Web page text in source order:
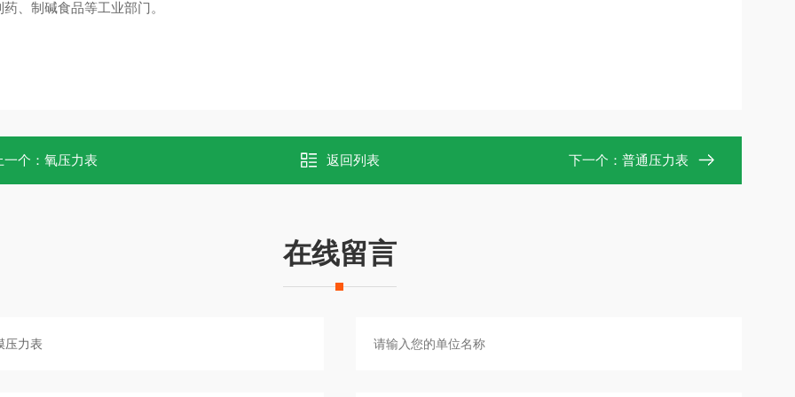
、制碱食品等工业部门。
一个： 氧压力表 返回列表 下一个： 普通压力表
在线留言